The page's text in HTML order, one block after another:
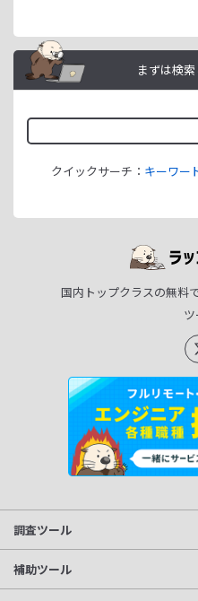
まずは検
クイックサーチ： キーワー
国内トップクラスの無料
調査ツール
サイト分析
補助ツール